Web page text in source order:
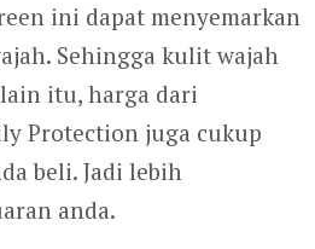
ini dapat menyemarkan
Sehingga kulit wajah
itu, harga dari
Protection juga cukup
beli. Jadi lebih
anda.